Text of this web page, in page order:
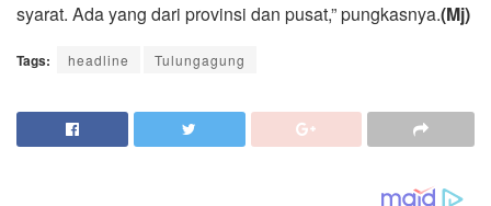
syarat. Ada yang dari provinsi dan pusat,” pungkasnya.(Mj)
Tags: headline Tulungagung